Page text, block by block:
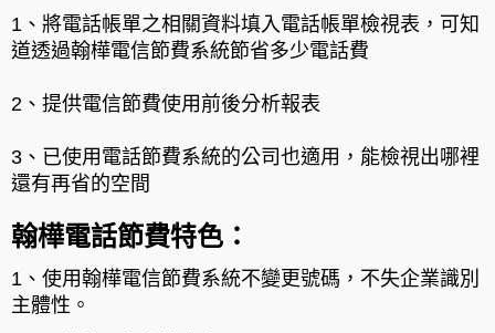
1、將電話帳單之相關資料填入電話帳單檢視表，可知
道透過翰樺電信節費系統節省多少電話費
2、提供電信節費使用前後分析報表
3、已使用電話節費系統的公司也適用，能檢視出哪裡
還有再省的空間
翰樺電話節費特色：
1、使用翰樺電信節費系統不變更號碼，不失企業識別
主體性。